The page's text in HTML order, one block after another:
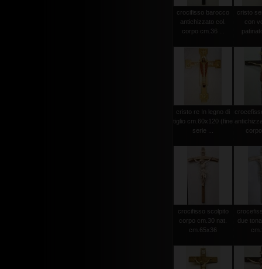
crocifisso barocco
antichizzato col.
corpo cm.36 ...
cristo
con
cristo re In legno di
tiglio cm.60x120 (fine
serie ...
crocifisso scolpito
corpo cm.30 nat.
cm.65x36
due